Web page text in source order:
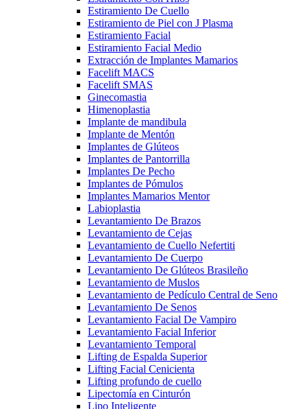
Estiramiento De Cuello
Estiramiento de Piel con J Plasma
Estiramiento Facial
Estiramiento Facial Medio
Extracción de Implantes Mamarios
Facelift MACS
Facelift SMAS
Ginecomastia
Himenoplastia
Implante de mandibula
Implante de Mentón
Implantes de Glúteos
Implantes de Pantorrilla
Implantes De Pecho
Implantes de Pómulos
Implantes Mamarios Mentor
Labioplastia
Levantamiento De Brazos
Levantamiento de Cejas
Levantamiento de Cuello Nefertiti
Levantamiento De Cuerpo
Levantamiento De Glúteos Brasileño
Levantamiento de Muslos
Levantamiento de Pedículo Central de Seno
Levantamiento De Senos
Levantamiento Facial De Vampiro
Levantamiento Facial Inferior
Levantamiento Temporal
Lifting de Espalda Superior
Lifting Facial Cenicienta
Lifting profundo de cuello
Lipectomía en Cinturón
Lipo Inteligente